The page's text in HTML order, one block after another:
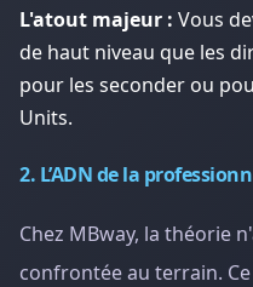
L'atout majeur : Vous
de haut niveau que les
pour les seconder ou
Units.
2. L’ADN de la
Chez MBway, la théorie
confrontée au terrain.